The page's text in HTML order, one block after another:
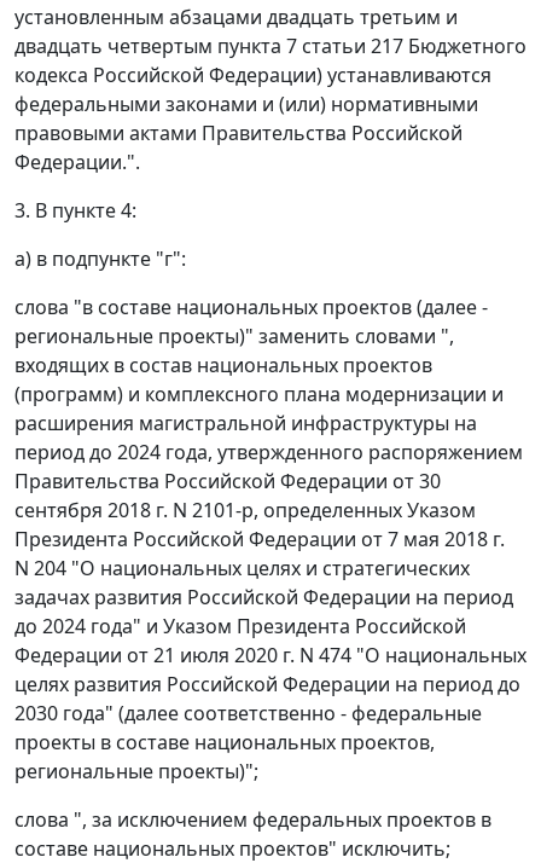
установленным абзацами двадцать третьим и
двадцать четвертым пункта 7 статьи 217 Бюджетного
кодекса Российской Федерации) устанавливаются
федеральными законами и (или) нормативными
правовыми актами Правительства Российской
Федерации.".
3. В пункте 4:
а) в подпункте "г":
слова "в составе национальных проектов (далее -
региональные проекты)" заменить словами ",
входящих в состав национальных проектов
(программ) и комплексного плана модернизации и
расширения магистральной инфраструктуры на
период до 2024 года, утвержденного распоряжением
Правительства Российской Федерации от 30
сентября 2018 г. N 2101-р, определенных Указом
Президента Российской Федерации от 7 мая 2018 г.
N 204 "О национальных целях и стратегических
задачах развития Российской Федерации на период
до 2024 года" и Указом Президента Российской
Федерации от 21 июля 2020 г. N 474 "О национальных
целях развития Российской Федерации на период до
2030 года" (далее соответственно - федеральные
проекты в составе национальных проектов,
региональные проекты)";
слова ", за исключением федеральных проектов в
составе национальных проектов" исключить;